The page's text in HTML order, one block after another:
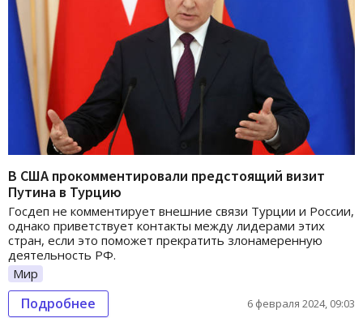
В США прокомментировали предстоящий визит
Путина в Турцию
Госдеп не комментирует внешние связи Турции и России,
однако приветствует контакты между лидерами этих
стран, если это поможет прекратить злонамеренную
деятельность РФ.
Мир
Подробнее 6 февраля 2024, 09:03